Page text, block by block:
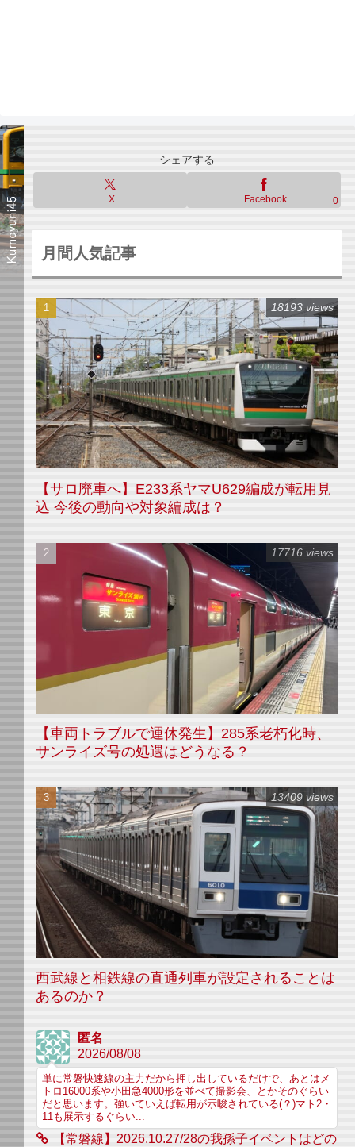
シェアする
X Facebook 0
月間人気記事
【サロ廃車へ】E233系ヤマU629編成が転用見
込 今後の動向や対象編成は？
18193 views
【車両トラブルで運休発生】285系老朽化時、
サンライズ号の処遇はどうなる？
17716 views
西武線と相鉄線の直通列車が設定されることは
あるのか？
13409 views
匿名
2026/08/08
単に常磐快速線の主力だから押し出しているだけで、あとはメ
トロ16000系や小田急4000形を並べて撮影会、とかそのぐらい
だと思います。強いていえば転用が示唆されている(？)マト2・
11も展示するぐらい...
【常磐線】2026.10.27/28の我孫子イベントはどの